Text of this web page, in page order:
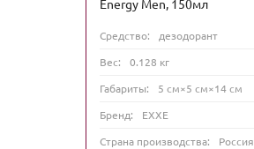
Energy Men, 150мл
Средство:
дезодорант
Вес:
0.128 кг
Габариты:
5 см×5 см×14 см
Бренд:
EXXE
Страна производства:
Россия